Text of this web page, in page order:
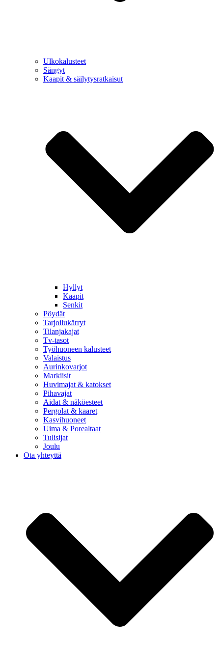
Ulkokalusteet
Sängyt
Kaapit & säilytysratkaisut
Hyllyt
Kaapit
Senkit
Pöydät
Tarjoilukärryt
Tilanjakajat
Tv-tasot
Työhuoneen kalusteet
Valaistus
Aurinkovarjot
Markiisit
Huvimajat & katokset
Pihavajat
Aidat & näköesteet
Pergolat & kaaret
Kasvihuoneet
Uima & Porealtaat
Tulisijat
Joulu
Ota yhteyttä